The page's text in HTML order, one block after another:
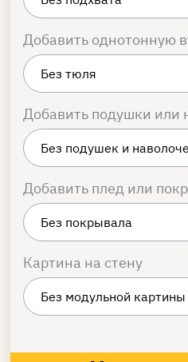
Добавить однотонную
Добавить подушки или
Добавить плед или
Картина на стену